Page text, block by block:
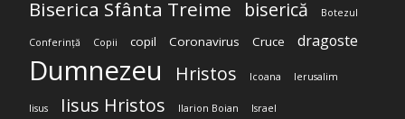
Biserica Sfânta Treime biserică Botezul
Conferință Copii copil Coronavirus Cruce dragoste
Dumnezeu Hristos Icoana Ierusalim
Iisus Iisus Hristos Ilarion Boian Israel